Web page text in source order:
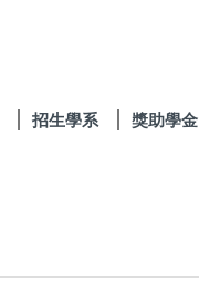
招生學系 獎助學金